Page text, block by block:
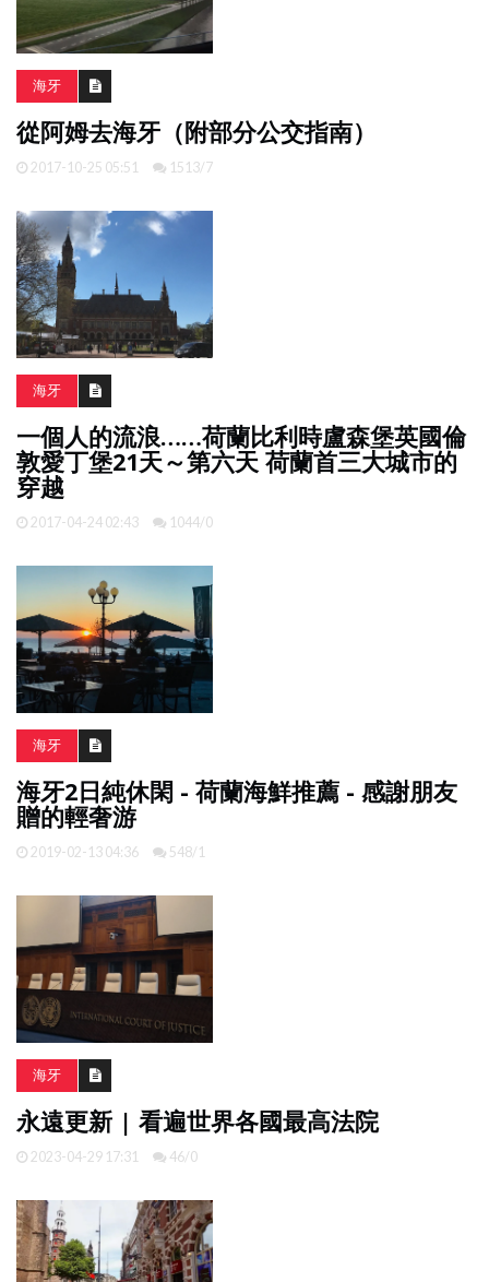
海牙
從阿姆去海牙（附部分公交指南）
2017-10-25 05:51 1513/7
海牙
一個人的流浪……荷蘭比利時盧森堡英國倫
敦愛丁堡21天～第六天 荷蘭首三大城市的
穿越
2017-04-24 02:43 1044/0
海牙
海牙2日純休閑 - 荷蘭海鮮推薦 - 感謝朋友
贈的輕奢游
2019-02-13 04:36 548/1
海牙
永遠更新 | 看遍世界各國最高法院
2023-04-29 17:31 46/0